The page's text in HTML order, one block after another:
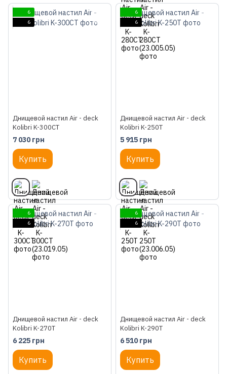
6
6
Днищевой настил Air - deck
Kolibri K-300СТ
7 030 грн
Купить
6
6
Днищевой настил Air - deck
Kolibri K-250Т
5 915 грн
Купить
6
6
Днищевой настил Air - deck
Kolibri K-270Т
6 225 грн
Купить
6
6
Днищевой настил Air - deck
Kolibri K-290Т
6 510 грн
Купить